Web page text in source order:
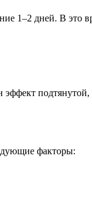
1–2 дней. В это
факторы: